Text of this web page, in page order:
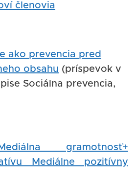
členovia
ako prevencia pred
obsahu (príspevok v
Sociálna prevencia,
gramotnosť+
Mediálne pozitívny